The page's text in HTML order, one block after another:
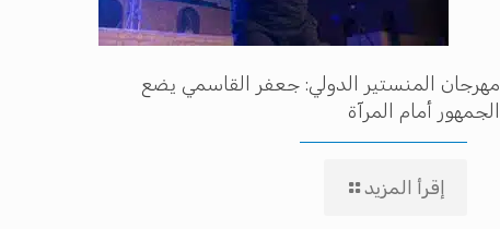
مهرجان المنستير الدولي: جعفر القاسمي يضع
الجمهور أمام المرآة
إقرأ المزيد